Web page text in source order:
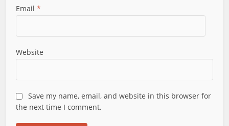
Email*
Website
Save my name, email, and website in this browser for
the next time I comment.